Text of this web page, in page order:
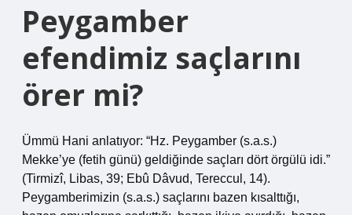
Peygamber
efendimiz saçlarını
örer mi?
Ümmü Hani anlatıyor: “Hz. Peygamber (s.a.s.)
Mekke’ye (fetih günü) geldiğinde saçları dört örgülü idi.”
(Tirmizî, Libas, 39; Ebû Dâvud, Tereccul, 14).
Peygamberimizin (s.a.s.) saçlarını bazen kısalttığı,